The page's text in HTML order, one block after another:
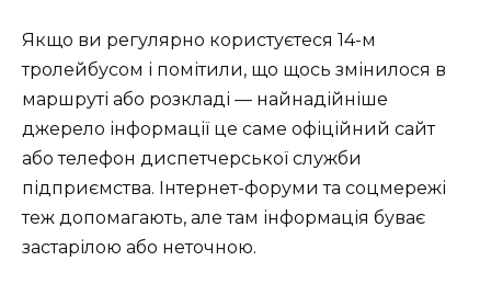
Якщо ви регулярно користуєтеся 14-м
тролейбусом і помітили, що щось змінилося в
маршруті або розкладі — найнадійніше
джерело інформації це саме офіційний сайт
або телефон диспетчерської служби
підприємства. Інтернет-форуми та соцмережі
теж допомагають, але там інформація буває
застарілою або неточною.